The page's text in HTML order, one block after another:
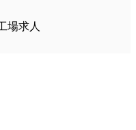
場求人